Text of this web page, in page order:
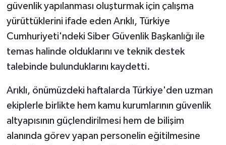
güvenlik yapılanması oluşturmak için çalışma
yürüttüklerini ifade eden Arıklı, Türkiye
Cumhuriyeti'ndeki Siber Güvenlik Başkanlığı ile
temas halinde olduklarını ve teknik destek
talebinde bulunduklarını kaydetti.
Arıklı, önümüzdeki haftalarda Türkiye'den uzman
ekiplerle birlikte hem kamu kurumlarının güvenlik
altyapısının güçlendirilmesi hem de bilişim
alanında görev yapan personelin eğitilmesine